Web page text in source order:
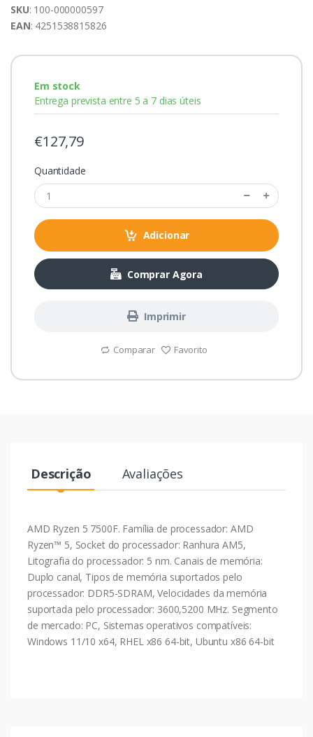
SKU: 100-000000597
EAN: 4251538815826
Em stock
Entrega prevista entre 5 a 7 dias úteis
€127,79
Quantidade
Adicionar
Comprar Agora
Imprimir
Comparar Favorito
Descrição Avaliações
AMD Ryzen 5 7500F. Família de processador: AMD
Ryzen™ 5, Socket do processador: Ranhura AM5,
Litografia do processador: 5 nm. Canais de memória:
Duplo canal, Tipos de memória suportados pelo
processador: DDR5-SDRAM, Velocidades da memória
suportada pelo processador: 3600,5200 MHz. Segmento
de mercado: PC, Sistemas operativos compatíveis:
Windows 11/10 x64, RHEL x86 64-bit, Ubuntu x86 64-bit